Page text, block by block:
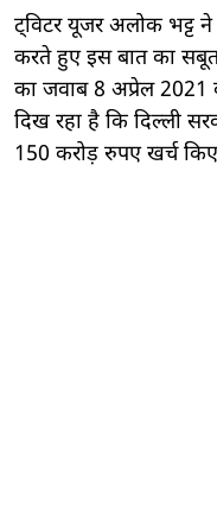
ट्विटर यूजर अलोक भट्ट
करते हुए इस बात का
का जवाब 8 अप्रेल 2021
दिख रहा है कि दिल्ली
150 करोड़ रुपए खर्च